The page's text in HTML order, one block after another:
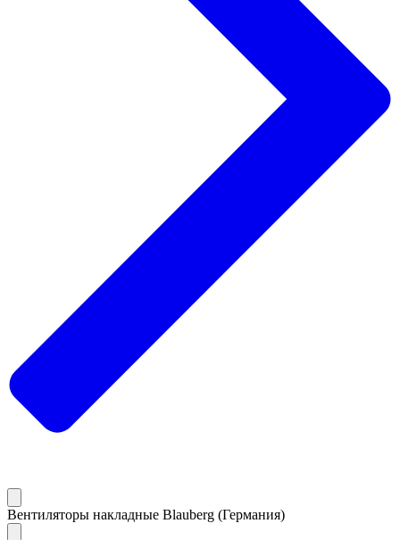
Вентиляторы накладные Blauberg (Германия)